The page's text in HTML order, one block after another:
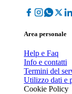
Area personale
Help e Faq
Info e contatti
Termini del
Utilizzo dati e
Cookie Policy